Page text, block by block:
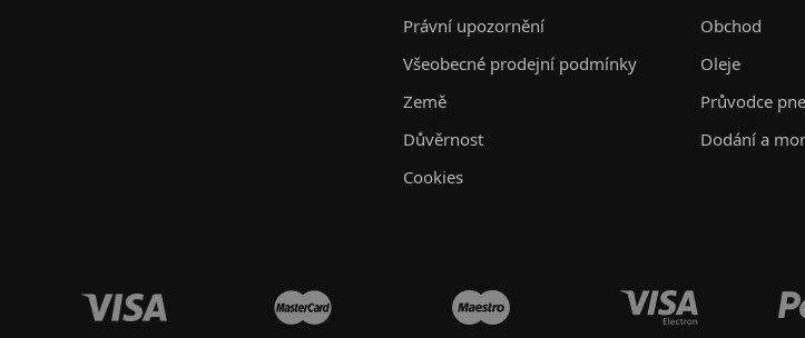
Právní upozornění
Všeobecné prodejní podmínky
Země
Důvěrnost
Cookies
Obchod
Oleje
Průvodce
Dodání a